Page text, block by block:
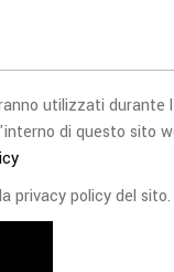
utilizzati durante
di questo sito
privacy policy del